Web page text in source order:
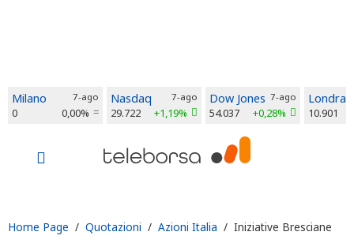
Milano 7-ago
0 0,00%
Nasdaq 7-ago
29.722 +1,19%
Dow Jones 7-ago
54.037 +0,28%
Londra
10.901
Home Page / Quotazioni / Azioni Italia / Iniziative Bresciane